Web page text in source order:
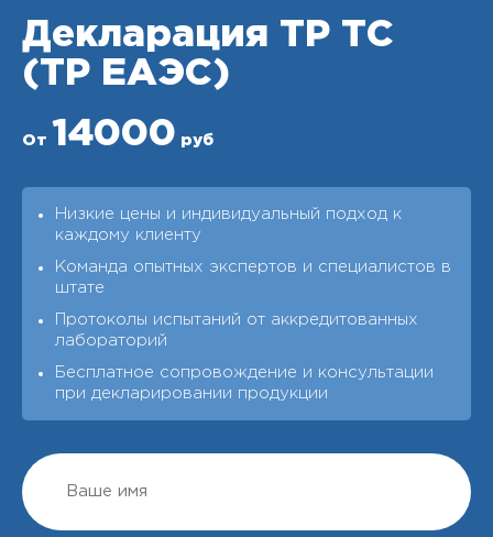
Декларация ТР ТС
(ТР ЕАЭС)
От 14000 руб
Низкие цены и индивидуальный подход к
каждому клиенту
Команда опытных экспертов и специалистов в
штате
Протоколы испытаний от аккредитованных
лабораторий
Бесплатное сопровождение и консультации
при декларировании продукции